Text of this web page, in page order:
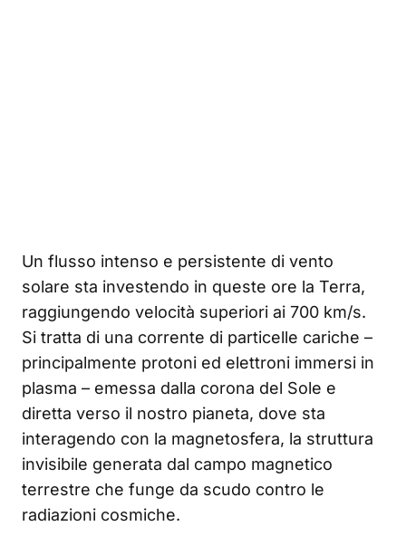
Un flusso intenso e persistente di vento
solare sta investendo in queste ore la Terra,
raggiungendo velocità superiori ai 700 km/s.
Si tratta di una corrente di particelle cariche –
principalmente protoni ed elettroni immersi in
plasma – emessa dalla corona del Sole e
diretta verso il nostro pianeta, dove sta
interagendo con la magnetosfera, la struttura
invisibile generata dal campo magnetico
terrestre che funge da scudo contro le
radiazioni cosmiche.